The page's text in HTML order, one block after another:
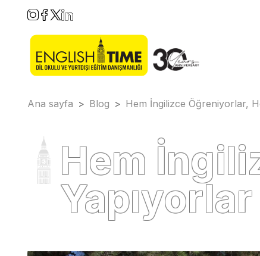
Ana sayfa > Blog > Hem İngilizce Öğreniyorlar,
Hem
Yapıyorlar